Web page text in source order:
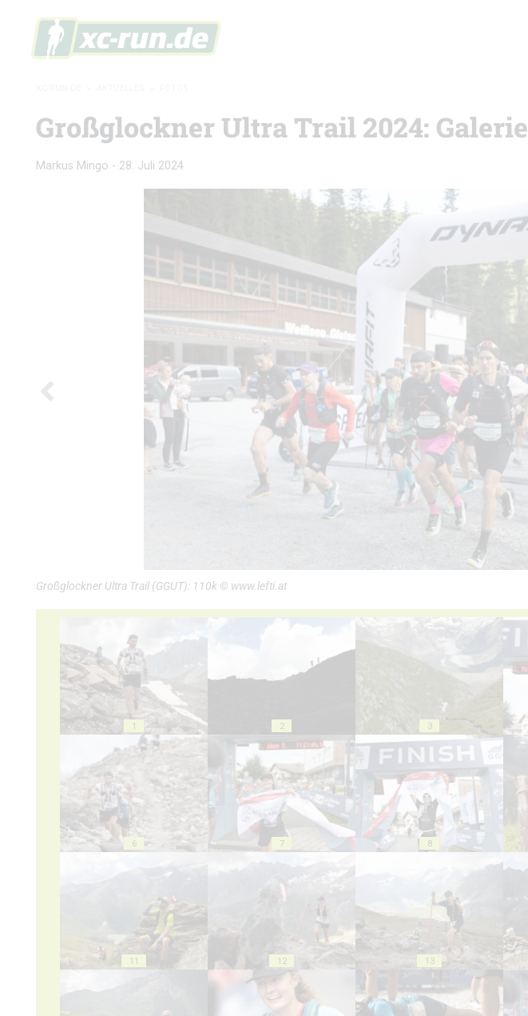
Großglockner Ultra Trail 2024: Galerie
Markus Mingo - 28. Juli 2024
Großglockner Ultra Trail (GGUT): 110k © www.lefti.at
1 2 3
6 7 8
11 12 13